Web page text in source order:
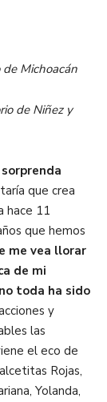
de Michoacán
de Niñez y
que crea
hace 11
que hemos
me vea llorar
de mi
toda ha sido
y
las
el eco de
Rojas,
Yolanda,